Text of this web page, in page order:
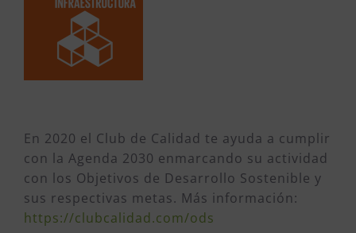
En 2020 el Club de Calidad te ayuda a cumplir
con la Agenda 2030 enmarcando su actividad
con los Objetivos de Desarrollo Sostenible y
sus respectivas metas. Más información:
https://clubcalidad.com/ods